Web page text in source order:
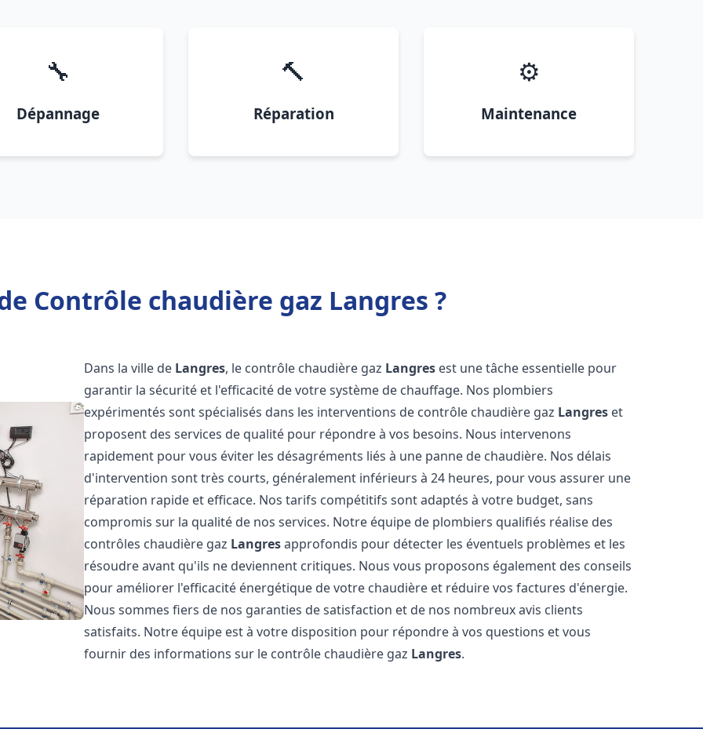
🔧
Dépannage
🔨
Réparation
⚙️
Maintenance
Contrôle chaudière gaz Langres ?
Dans la ville de Langres, le contrôle chaudière gaz Langres est une tâche essentielle pour
garantir la sécurité et l'efficacité de votre système de chauffage. Nos plombiers
expérimentés sont spécialisés dans les interventions de contrôle chaudière gaz Langres et
proposent des services de qualité pour répondre à vos besoins. Nous intervenons
rapidement pour vous éviter les désagréments liés à une panne de chaudière. Nos délais
d'intervention sont très courts, généralement inférieurs à 24 heures, pour vous assurer une
réparation rapide et efficace. Nos tarifs compétitifs sont adaptés à votre budget, sans
compromis sur la qualité de nos services. Notre équipe de plombiers qualifiés réalise des
contrôles chaudière gaz Langresapprofondis pour détecter les éventuels problèmes et les
résoudre avant qu'ils ne deviennent critiques. Nous vous proposons également des conseils
pour améliorer l'efficacité énergétique de votre chaudière et réduire vos factures d'énergie.
Nous sommes fiers de nos garanties de satisfaction et de nos nombreux avis clients
satisfaits. Notre équipe est à votre disposition pour répondre à vos questions et vous
fournir des informations sur le contrôle chaudière gaz Langres.